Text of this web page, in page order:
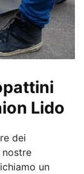
Lido
dei
nostre
un